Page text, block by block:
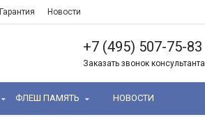
Гарантия Новости
+7 (495) 507-75-83
Заказать звонок консультанта
ФЛЕШ ПАМЯТЬ НОВОСТИ